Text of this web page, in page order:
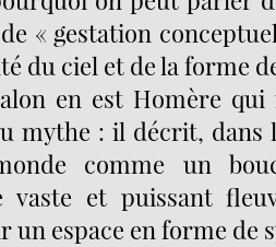
« gestation
du ciel et de la forme
en est Homère qui
mythe : il décrit, dans
comme un
vaste et puissant
un espace en forme de